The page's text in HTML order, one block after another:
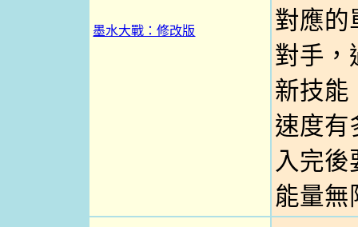
墨水大戰：修改版
對應的
對手，
新技能
速度有
入完後
能量無